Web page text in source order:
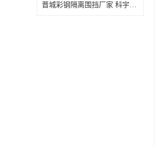
晋城彩钢隔离围挡厂家 科宇钢构工程